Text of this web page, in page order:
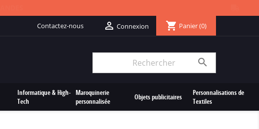
Contactez-nous  Connexion shopping_cart Panier(0)

Informatique & High-
Tech
Maroquinerie
personnalisée
Objets publicitaires
Personnalisations de
Textiles